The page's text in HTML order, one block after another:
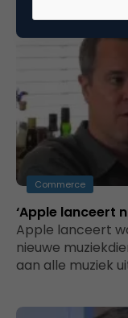
Commerce
‘Apple lanceert
Apple lanceert
nieuwe
aan alle muziek